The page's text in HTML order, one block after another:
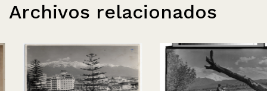
Archivos relacionados